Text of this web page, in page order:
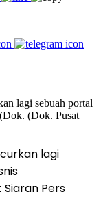
lagi
Pers